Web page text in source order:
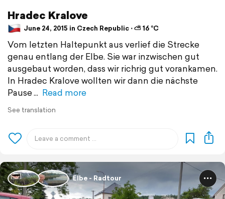
Hradec Kralove
June 24, 2015 in Czech Republic ⋅ ⛅ 16 °C
Vom letzten Haltepunkt aus verlief die Strecke
genau entlang der Elbe. Sie war inzwischen gut
ausgebaut worden, dass wir richrig gut vorankamen.
In Hradec Kralove wollten wir dann die nächste
Pause
Read more
See translation
Elbe - Radtour